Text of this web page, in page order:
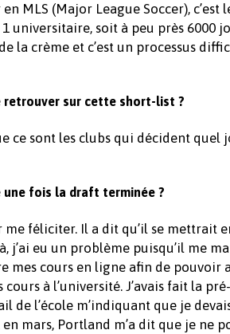
MLS (Major League Soccer), c’est
universitaire, soit à peu près 6000
la crème et c’est un processus
retrouver sur cette short-list ?
ce sont les clubs qui décident
une fois la draft terminée ?
me féliciter. Il a dit qu’il se mettrait
j’ai eu un problème puisqu’il me
mes cours en ligne afin de pouvoir
à l’université. J’avais fait la
de l’école m’indiquant que je
mars, Portland m’a dit que je ne